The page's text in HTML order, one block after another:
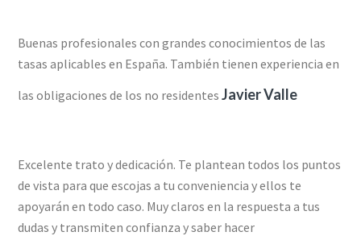
Buenas profesionales con grandes conocimientos de las
tasas aplicables en España. También tienen experiencia en
las obligaciones de los no residentesJavier Valle
Excelente trato y dedicación. Te plantean todos los puntos
de vista para que escojas a tu conveniencia y ellos te
apoyarán en todo caso. Muy claros en la respuesta a tus
dudas y transmiten confianza y saber hacer